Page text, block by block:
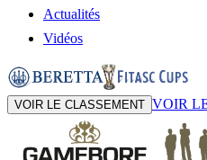
Actualités
Vidéos
VOIR LE CLASSEMENT VOIR